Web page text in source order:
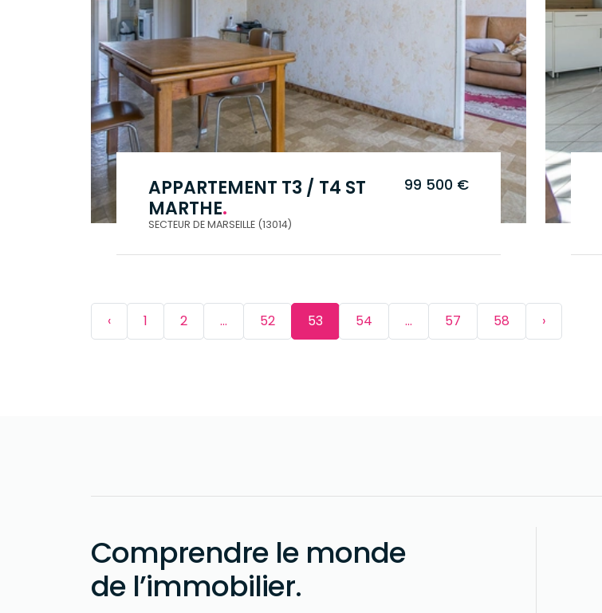
APPARTEMENT T3 / T4 ST
MARTHE.
SECTEUR DE MARSEILLE (13014)
99 500 €
‹ 1 2 ... 52 53 54 ... 57 58 ›
Comprendre le monde
de l’immobilier.